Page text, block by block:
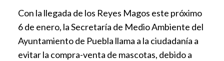
Con la llegada de los Reyes Magos este próximo
6 de enero, la Secretaría de Medio Ambiente del
Ayuntamiento de Puebla llama a la ciudadanía a
evitar la compra-venta de mascotas, debido a